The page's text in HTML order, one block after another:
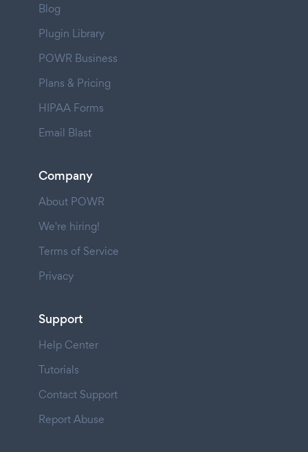
Blog
Plugin Library
POWR Business
Plans & Pricing
HIPAA Forms
Email Blast
Company
About POWR
We're hiring!
Terms of Service
Privacy
Support
Help Center
Tutorials
Contact Support
Report Abuse